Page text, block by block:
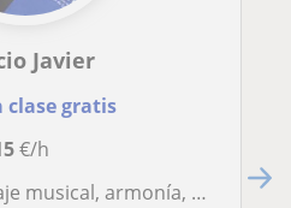
Javier
clase gratis
€/h
improvisación y composición al piano